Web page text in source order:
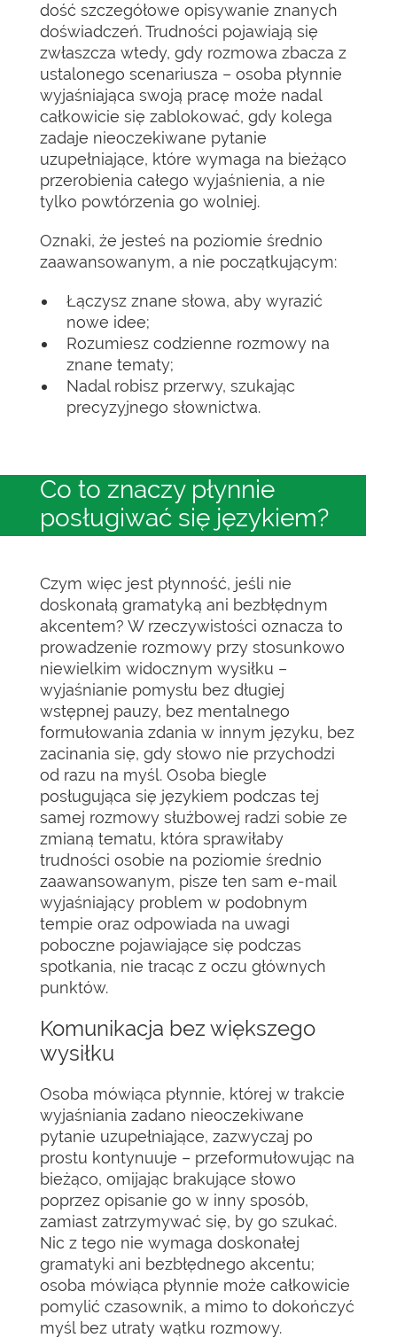
dość szczegółowe opisywanie znanych
doświadczeń. Trudności pojawiają się
zwłaszcza wtedy, gdy rozmowa zbacza z
ustalonego scenariusza – osoba płynnie
wyjaśniająca swoją pracę może nadal
całkowicie się zablokować, gdy kolega
zadaje nieoczekiwane pytanie
uzupełniające, które wymaga na bieżąco
przerobienia całego wyjaśnienia, a nie
tylko powtórzenia go wolniej.
Oznaki, że jesteś na poziomie średnio
zaawansowanym, a nie początkującym:
Łączysz znane słowa, aby wyrazić
nowe idee;
Rozumiesz codzienne rozmowy na
znane tematy;
Nadal robisz przerwy, szukając
precyzyjnego słownictwa.
Co to znaczy płynnie
posługiwać się językiem?
Czym więc jest płynność, jeśli nie
doskonałą gramatyką ani bezbłędnym
akcentem? W rzeczywistości oznacza to
prowadzenie rozmowy przy stosunkowo
niewielkim widocznym wysiłku –
wyjaśnianie pomysłu bez długiej
wstępnej pauzy, bez mentalnego
formułowania zdania w innym języku, bez
zacinania się, gdy słowo nie przychodzi
od razu na myśl. Osoba biegle
posługująca się językiem podczas tej
samej rozmowy służbowej radzi sobie ze
zmianą tematu, która sprawiłaby
trudności osobie na poziomie średnio
zaawansowanym, pisze ten sam e-mail
wyjaśniający problem w podobnym
tempie oraz odpowiada na uwagi
poboczne pojawiające się podczas
spotkania, nie tracąc z oczu głównych
punktów.
Komunikacja bez większego
wysiłku
Osoba mówiąca płynnie, której w trakcie
wyjaśniania zadano nieoczekiwane
pytanie uzupełniające, zazwyczaj po
prostu kontynuuje – przeformułowując na
bieżąco, omijając brakujące słowo
poprzez opisanie go w inny sposób,
zamiast zatrzymywać się, by go szukać.
Nic z tego nie wymaga doskonałej
gramatyki ani bezbłędnego akcentu;
osoba mówiąca płynnie może całkowicie
pomylić czasownik, a mimo to dokończyć
myśl bez utraty wątku rozmowy.